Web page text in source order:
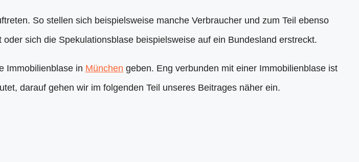
So stellen sich beispielsweise manche Verbraucher und zum Teil ebenso
oder sich die Spekulationsblase beispielsweise auf ein Bundesland erstreckt.
Immobilienblase in München geben. Eng verbunden mit einer Immobilienblase ist
darauf gehen wir im folgenden Teil unseres Beitrages näher ein.